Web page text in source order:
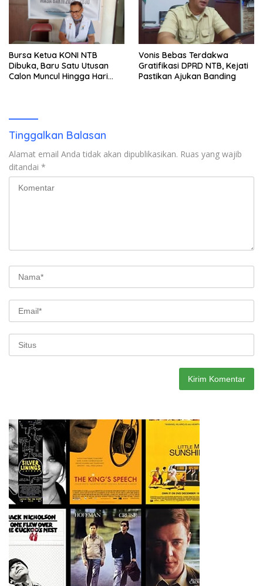
Bursa Ketua KONI NTB
Dibuka, Baru Satu Utusan
Calon Muncul Hingga Hari
Vonis Bebas Terdakwa
Gratifikasi DPRD NTB, Kejati
Pastikan Ajukan Banding
Tinggalkan Balasan
Alamat email Anda tidak akan dipublikasikan. Ruas yang wajib
ditandai *